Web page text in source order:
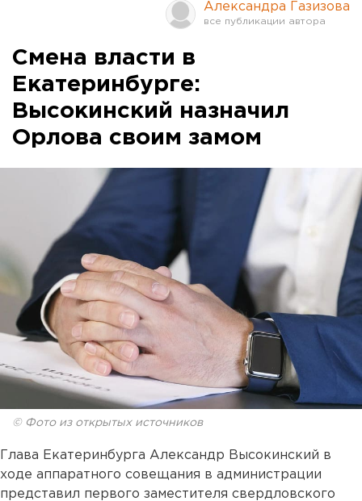
Александра Газизова
Смена власти в
Екатеринбурге:
Высокинский назначил
Орлова своим замом
© Фото из открытых источников
Глава Екатеринбурга Александр Высокинский в
ходе аппаратного совещания в администрации
представил первого заместителя свердловского